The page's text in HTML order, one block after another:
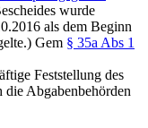
wurde
als dem Beginn
Gem § 35a Abs 1
Feststellung des
die Abgabenbehörden